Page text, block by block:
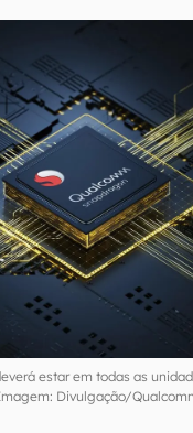
estar em todas as
Divulgação/